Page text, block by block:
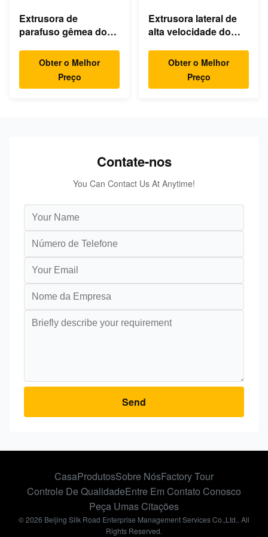
Extrusora de
parafuso gêmea do
gêmea da extrusão
do parafuso para TPE
TPR de TPU
Obter o Melhor
Preço
Extrusora lateral de
alta velocidade do
preto de carbono do
talco TiO2 Silca do
CaCo3.
Obter o Melhor
Preço
Contate-nos
You Can Contact Us At Anytime!
Send
CasaProdutosSobre NósFactory Tour
Controle De QualidadeEntre Em Contato Conosco
Peça Umas Citações
© 2026 Beijing Silk Road Enterprise Management Services Co.,Ltd.. All
Rights Reserved.